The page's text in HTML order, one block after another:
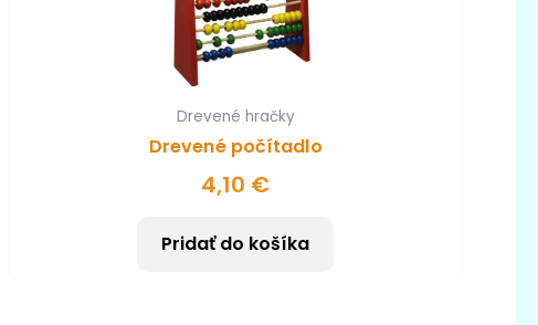
Drevené hračky
Drevené počítadlo
4,10 €
Pridať do košíka